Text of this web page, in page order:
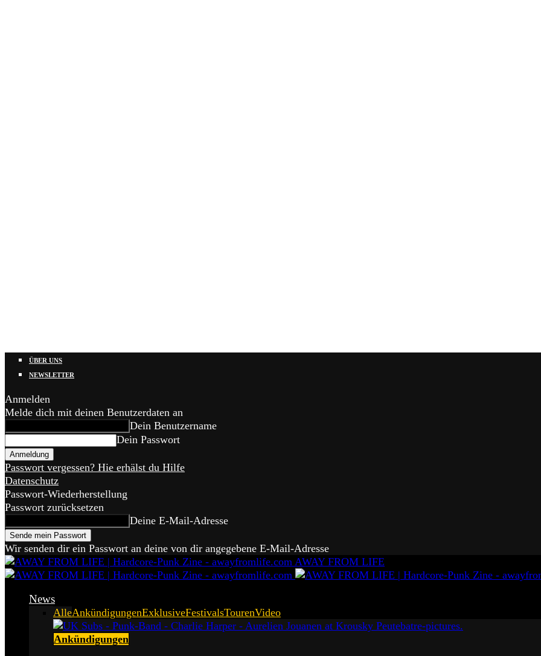
ÜBER UNS
NEWSLETTER
Anmelden
Melde dich mit deinen Benutzerdaten an
Dein Benutzername
Dein Passwort
Passwort vergessen? Hie erhälst du Hilfe
Datenschutz
Passwort-Wiederherstellung
Passwort zurücksetzen
Deine E-Mail-Adresse
Wir senden dir ein Passwort an deine von dir angegebene E-Mail-Adresse
AWAY FROM LIFE
News
AlleAnkündigungenExklusiveFestivalsTourenVideo
Ankündigungen